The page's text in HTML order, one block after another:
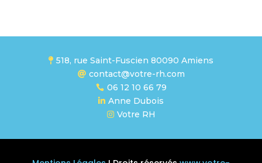
 518, rue Saint-Fuscien 80090 Amiens
 contact@votre-rh.com
 06 12 10 66 79
 Anne Dubois
 Votre RH